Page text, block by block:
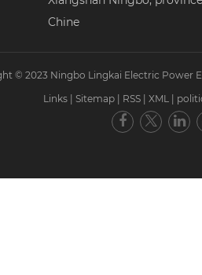
Chine
© 2023 Ningbo Lingkai Electric Power
Links
Sitemap RSS XML